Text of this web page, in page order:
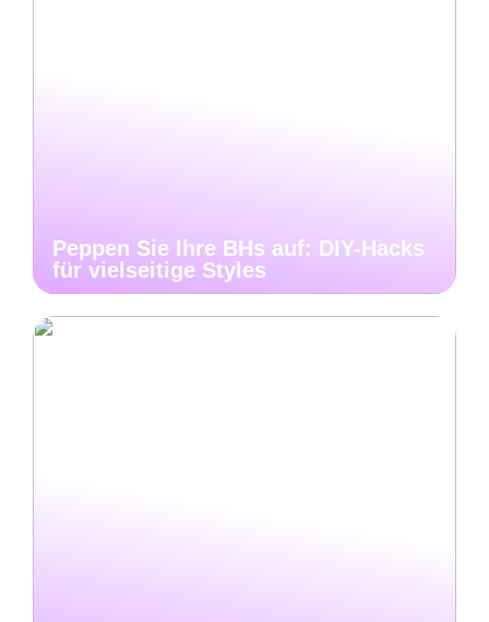
Peppen Sie Ihre BHs auf: DIY-Hacks
für vielseitige Styles